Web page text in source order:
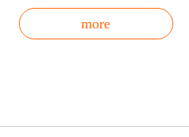
more